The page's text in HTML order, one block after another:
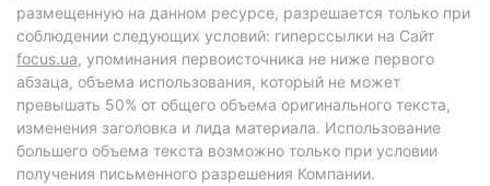
размещенную на данном ресурсе, разрешается только при
соблюдении следующих условий: гиперссылки на Сайт
focus.ua, упоминания первоисточника не ниже первого
абзаца, объема использования, который не может
превышать 50% от общего объема оригинального текста,
изменения заголовка и лида материала. Использование
большего объема текста возможно только при условии
получения письменного разрешения Компании.